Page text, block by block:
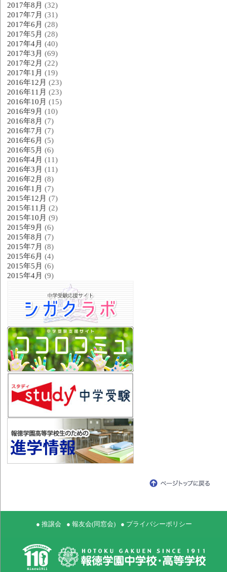
2017年8月 (32)
2017年7月 (31)
2017年6月 (28)
2017年5月 (28)
2017年4月 (40)
2017年3月 (69)
2017年2月 (22)
2017年1月 (19)
2016年12月 (23)
2016年11月 (23)
2016年10月 (15)
2016年9月 (10)
2016年8月 (7)
2016年7月 (7)
2016年6月 (5)
2016年5月 (6)
2016年4月 (11)
2016年3月 (11)
2016年2月 (8)
2016年1月 (7)
2015年12月 (7)
2015年11月 (2)
2015年10月 (9)
2015年9月 (6)
2015年8月 (7)
2015年7月 (8)
2015年6月 (4)
2015年5月 (6)
2015年4月 (9)
● 推譲会 ● 報友会(同窓会) ● プライバシーポリシー